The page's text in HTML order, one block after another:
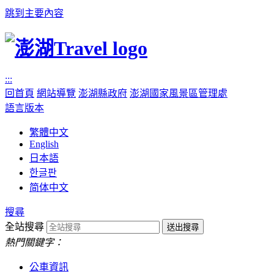
跳到主要內容
:::
回首頁 網站導覽 澎湖縣政府 澎湖國家風景區管理處
語言版本
繁體中文
English
日本語
한글판
简体中文
搜尋
全站搜尋
熱門關鍵字：
公車資訊